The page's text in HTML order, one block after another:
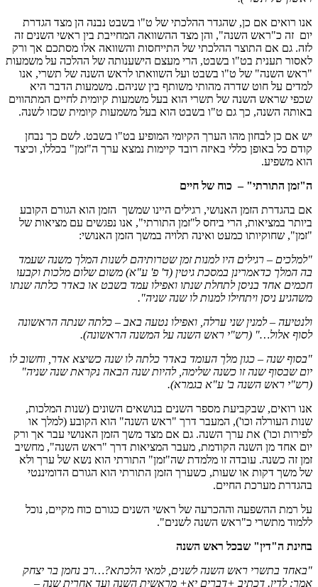
אנו רואים אם כן, שהגדר ההלכתי של ט"ו בשבט נבנה הן מצד הגדרת
יום זה כ"ראש השנה", והן מצד ההשוואה המחייבת בין ראשי השנים זה
לזה. גם אם התוצר ההלכתי של התייחסות והשוואה אלו מסתכם אך ורק
לאסור תענית בט"ו בשבט, הרי מעצם הישענותה של ההלכה על משמעות
"ראש השנה" של ט"ו בשבט ועל השוואתו לראש השנה של תשרי, אנו
למדים על חוט שדרה מהותי משותף בין שניהם. משמעות הדבר היא
שכפי שראש השנה של תשרי הוא בעל משמעות קיומית לחיים המתהווים
באותה השנה, כך גם ט"ו בשבט הוא בעל משמעות קיומית שכזו לשנה.
יש אם כן לבחון מהו הערך הקיומי המופיע בט"ו בשבט. לשם כך נבחן
קודם כל באופן כללי באיזה רובד קיימות נמצא ערך ה"זמן" בכללו, וכיצד
הוא משפיע.
ה"זמן התורתי" – כוח של חיים
אם בהגדרת הזמן האנושי, רגילים היינו שמשך הזמן הוא הגורם הקובע
ביותר במציאות, הרי ביחס ל"זמן התורתי", אנו נפגשים עם מציאות של
"זמן", שחוקיותו כמעט ואינה תלויה במשך הזמן האנושי:
"למלכים – רגילים היו למנות זמן שטרותיהם לשנות המלך משנה שעמד
בה המלך כדאמרינן במסכת גיטין (ד' פ' ע"א) משום שלום מלכות וקבעו
חכמים אחד בניסן לתחלת שנתו ואפילו עמד בשבט או באדר כלתה שנתו
משהגיע ניסן ויתחילו למנות לו שנה שניה".
ולנטיעה – למנין שני ערלה, ואפילו נטעה באב – כלתה שנתה הראשונה
לסוף אלול…" (רש"י ראש השנה על המשנה הראשונה).
"בסוף שנה – כגון מלך העומד באדר כלתה לו שנה כשיצא אדר, וחשוב לו
יום שבסוף שנה זו כשנה שלימה, להיות שנה הבאה נקראת שנה שניה"
(רש"י ראש השנה ב' ע"א בגמרא).
אנו רואים, שבקביעת מספר השנים בנושאים השונים (שנות המלכות,
שנות העורלה וכו'), המעבר דרך "ראש השנה" הוא הקובע (למלך או
לפירות וכו') את ערך השנה. גם אם מצד משך הזמן האנושי עבר אך ורק
יום אחד מן השנה הקודמת, מעבר המציאות דרך "ראש השנה", מחשיב
זמן זה כשנה. עובדה זו מלמדת שה"זמן" התורתי הוא נשא של ערך ולא
של משך דקות או שעות, כשערך הזמן התורתי הוא הגורם הדומיננטי
בהגדרת מערכת החיים.
על רמת ההשפעה וההכרעה של ראשי השנים כגורם כוח מקיים, נוכל
ללמוד מתשרי כ"ראש השנה לשנים".
בחינת ה"דין" שבכל ראש השנה
"באחד בתשרי ראש השנה לשנים, למאי הלכתא?…רב נחמן בר יצחק
אמר: לדין. דכתיב +דברים יא+ מראשית השנה ועד אחרית שנה –